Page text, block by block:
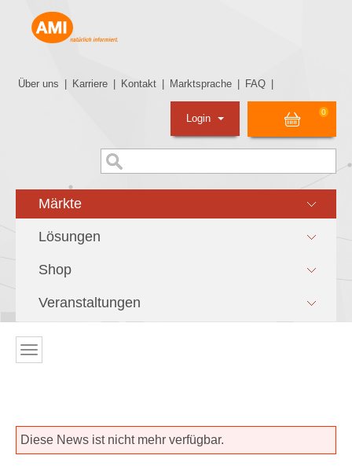
Über uns Karriere Kontakt Marktsprache FAQ
0
Login
Märkte
Lösungen
Shop
Veranstaltungen
Diese News ist nicht mehr verfügbar.